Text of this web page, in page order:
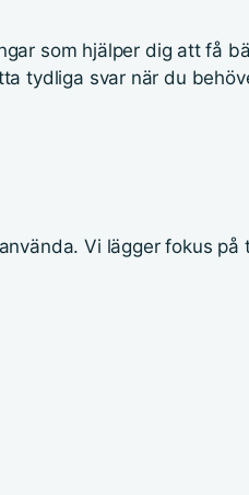
som hjälper dig att få
tydliga svar när du
Vi lägger fokus på